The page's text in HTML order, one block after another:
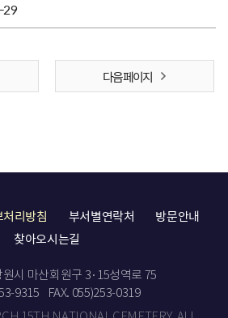
다음 페이지
리방침 부서별연락처
방문안내
찾아오시는길
원시 마산회원구 3·15성역로 75
9315
FAX. 055)253-0319